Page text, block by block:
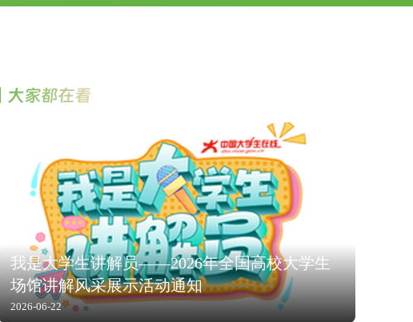
大家都在看
我是大学生讲解员——2026年全国高校大学生
场馆讲解风采展示活动通知
2026-06-22